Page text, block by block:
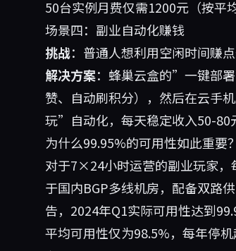
50台实例月费仅需1200元（按平
场景四：副业自动化赚钱
挑战：普通人想利用空闲时间赚
解决方案：蜂巢云盒的”一键部
赞、自动刷积分），然后在云手
玩”自动化，每天稳定收入50-80
为什么99.95%的可用性如此重要？
对于7×24小时运营的副业玩家，
于国内BGP多线机房，配备双路
告，2024年Q1实际可用性达到
平均可用性仅为98.5%，每年停